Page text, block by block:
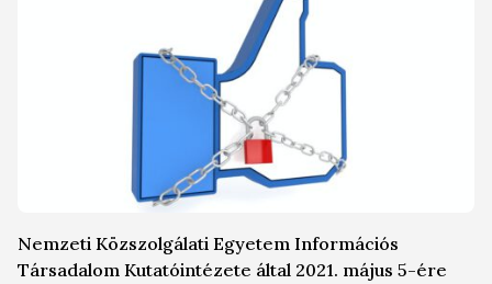
Nemzeti Közszolgálati Egyetem Információs
Társadalom Kutatóintézete által 2021. május 5-ére